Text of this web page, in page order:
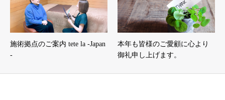
施術拠点のご案内 tete la -Japan
-
本年も皆様のご愛顧に心より
御礼申し上げます。